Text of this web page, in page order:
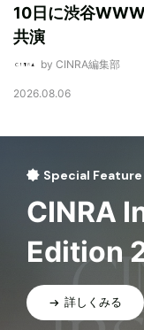
10日に渋谷
共演
by CINRA編集部
2026.08.06
Special Feature
CINRA
Edition
詳しくみる